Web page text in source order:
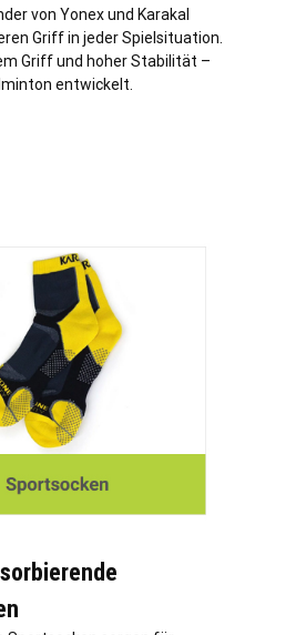
von Yonex und Karakal
Griff in jeder Spielsituation.
Griff und hoher Stabilität –
entwickelt.